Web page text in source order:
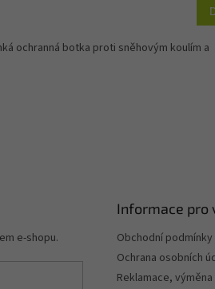
ochranná botka proti sněhovým koulím a
e-shopu.
Informace pro
Obchodní podmínky
Ochrana osobních
Reklamace,